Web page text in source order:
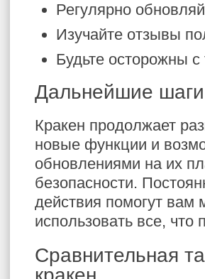
Регулярно
Изучайте отзывы
Будьте осторожны
Дальнейшие шаги
Кракен продолжает
новые функции и
обновлениями на их
безопасности.
действия помогут
использовать все, что
Сравнительная